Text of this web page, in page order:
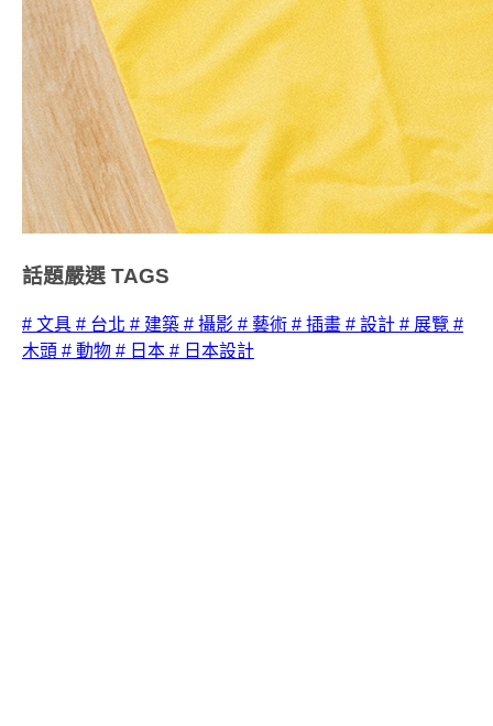
話題嚴選 TAGS
# 文具 # 台北 # 建築 # 攝影 # 藝術 # 插畫 # 設計 # 展覽 #
木頭 # 動物 # 日本 # 日本設計